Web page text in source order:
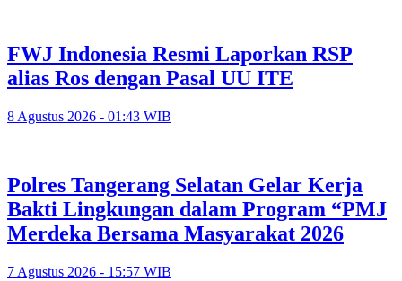
FWJ Indonesia Resmi Laporkan RSP
alias Ros dengan Pasal UU ITE
8 Agustus 2026 - 01:43 WIB
Polres Tangerang Selatan Gelar Kerja
Bakti Lingkungan dalam Program “PMJ
Merdeka Bersama Masyarakat 2026
7 Agustus 2026 - 15:57 WIB